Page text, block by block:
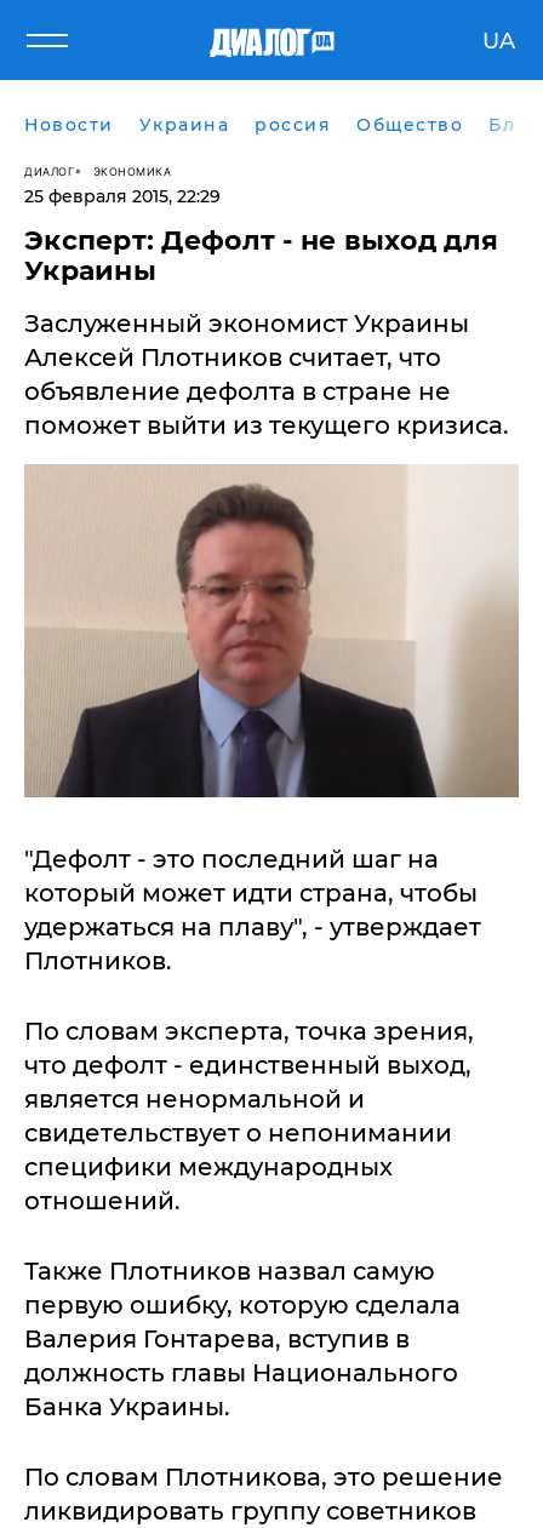
UA
Новости Украина россия Общество
ДИАЛОГ ЭКОНОМИКА
25 февраля 2015, 22:29
Эксперт: Дефолт - не выход для
Украины
​Заслуженный экономист Украины
Алексей Плотников считает, что
объявление дефолта в стране не
поможет выйти из текущего кризиса.
"Дефолт - это последний шаг на
который может идти страна, чтобы
удержаться на плаву", - утверждает
Плотников.
По словам эксперта, точка зрения,
что дефолт - единственный выход,
является ненормальной и
свидетельствует о непонимании
специфики международных
отношений.
Также Плотников назвал самую
первую ошибку, которую сделала
Валерия Гонтарева, вступив в
должность главы Национального
Банка Украины.
По словам Плотникова, это решение
ликвидировать группу советников